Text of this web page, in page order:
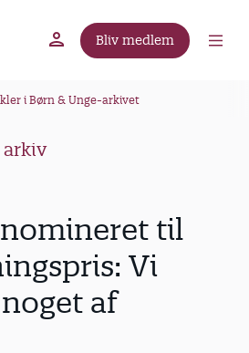
Bliv medlem
i Børn & Unge-arkivet
til
Vi
af